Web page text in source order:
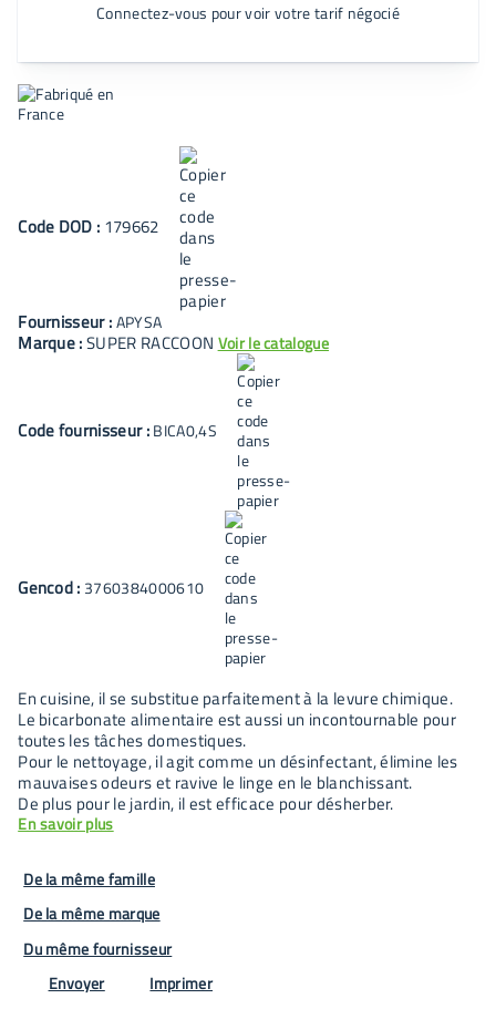
Connectez-vous pour voir votre tarif négocié
Code DOD : 179662
Fournisseur :APYSA
Marque :SUPER RACCOON Voir le catalogue
Code fournisseur :BICA0,4S
Gencod : 3760384000610
En cuisine, il se substitue parfaitement à la levure chimique.
Le bicarbonate alimentaire est aussi un incontournable pour
toutes les tâches domestiques.
Pour le nettoyage, il agit comme un désinfectant, élimine les
mauvaises odeurs et ravive le linge en le blanchissant.
De plus pour le jardin, il est efficace pour désherber.
En savoir plus
De la même famille
De la même marque
Du même fournisseur
Envoyer
Imprimer